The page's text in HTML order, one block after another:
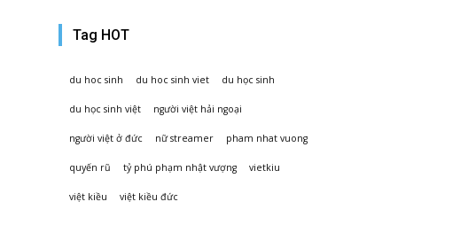
Tag HOT
du hoc sinh du hoc sinh viet du học sinh
du học sinh việt người việt hải ngoại
người việt ở đức nữ streamer pham nhat vuong
quyến rũ tỷ phú phạm nhật vượng vietkiu
việt kiều việt kiều đức